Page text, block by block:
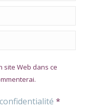
site Web dans ce
*